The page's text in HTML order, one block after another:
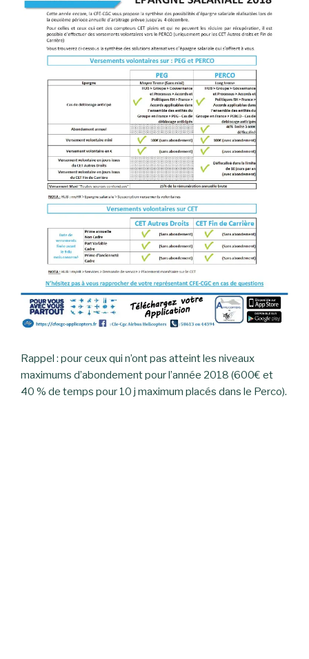
Rappel : pour ceux qui n’ont pas atteint les niveaux
maximums d’abondement pour l’année 2018 (600€ et
40 % de temps pour 10 j maximum placés dans le Perco).